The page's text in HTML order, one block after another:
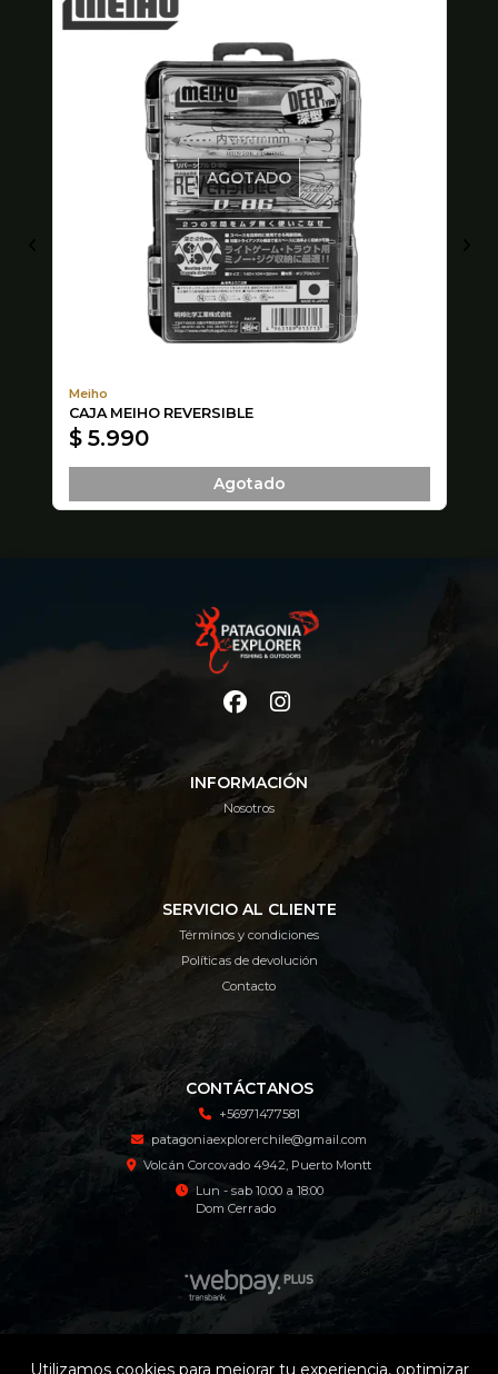
AGOTADO
Meiho
CAJA MEIHO REVERSIBLE
$ 5.990
Agotado
INFORMACIÓN
Nosotros
SERVICIO AL CLIENTE
Términos y condiciones
Políticas de devolución
Contacto
CONTÁCTANOS
+56971477581
patagoniaexplorerchile@gmail.com
Volcán Corcovado 4942, Puerto Montt
Lun - sab 10:00 a 18:00
Dom Cerrado
Patagonia Explorer Tienda Online © 2026
Utilizamos cookies para mejorar tu experiencia, optimizar